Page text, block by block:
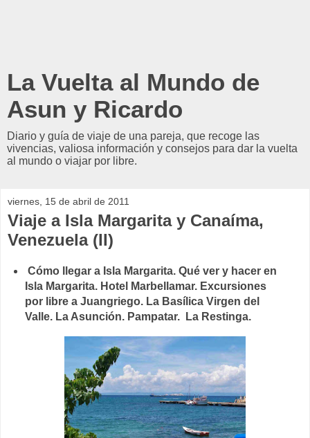
La Vuelta al Mundo de
Asun y Ricardo
Diario y guía de viaje de una pareja, que recoge las
vivencias, valiosa información y consejos para dar la vuelta
al mundo o viajar por libre.
viernes, 15 de abril de 2011
Viaje a Isla Margarita y Canaíma,
Venezuela (II)
Cómo llegar a Isla Margarita. Qué ver y hacer en
Isla Margarita. Hotel Marbellamar. Excursiones
por libre a Juangriego. La Basílica Virgen del
Valle. La Asunción. Pampatar. La Restinga.